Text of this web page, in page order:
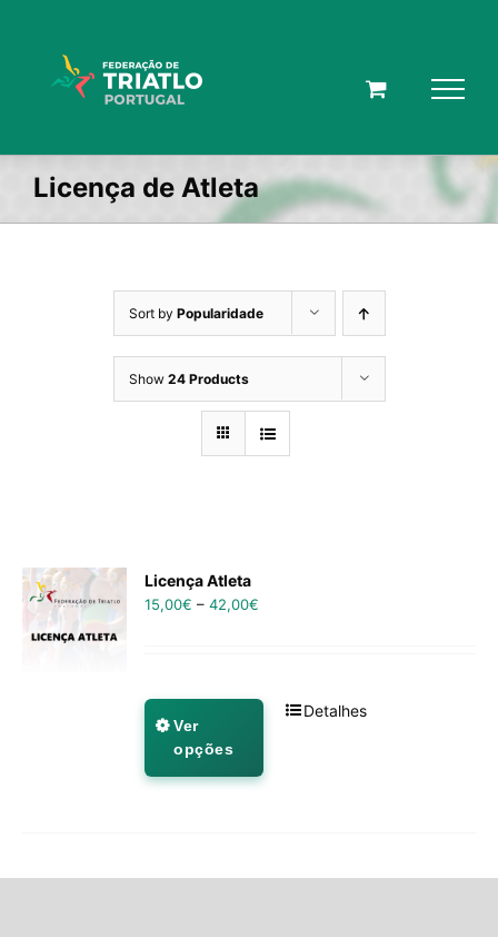
Licença de Atleta
Sort by Popularidade
Show 24 Products
Licença Atleta
15,00€ –42,00€
Ver
opções
Detalhes